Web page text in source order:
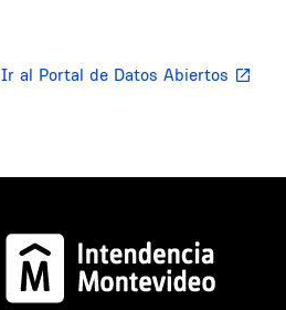
Ir al Portal de Datos Abiertos